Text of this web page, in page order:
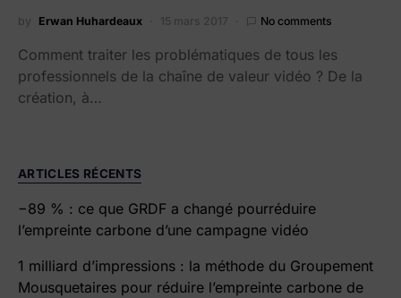
by Erwan Huhardeaux 15 mars 2017 No comments
Comment traiter les problématiques de tous les
professionnels de la chaîne de valeur vidéo ? De la
création, à…
ARTICLES RÉCENTS
−89 % : ce que GRDF a changé pourréduire
l’empreinte carbone d’une campagne vidéo
1 milliard d’impressions : la méthode du Groupement
Mousquetaires pour réduire l’empreinte carbone de